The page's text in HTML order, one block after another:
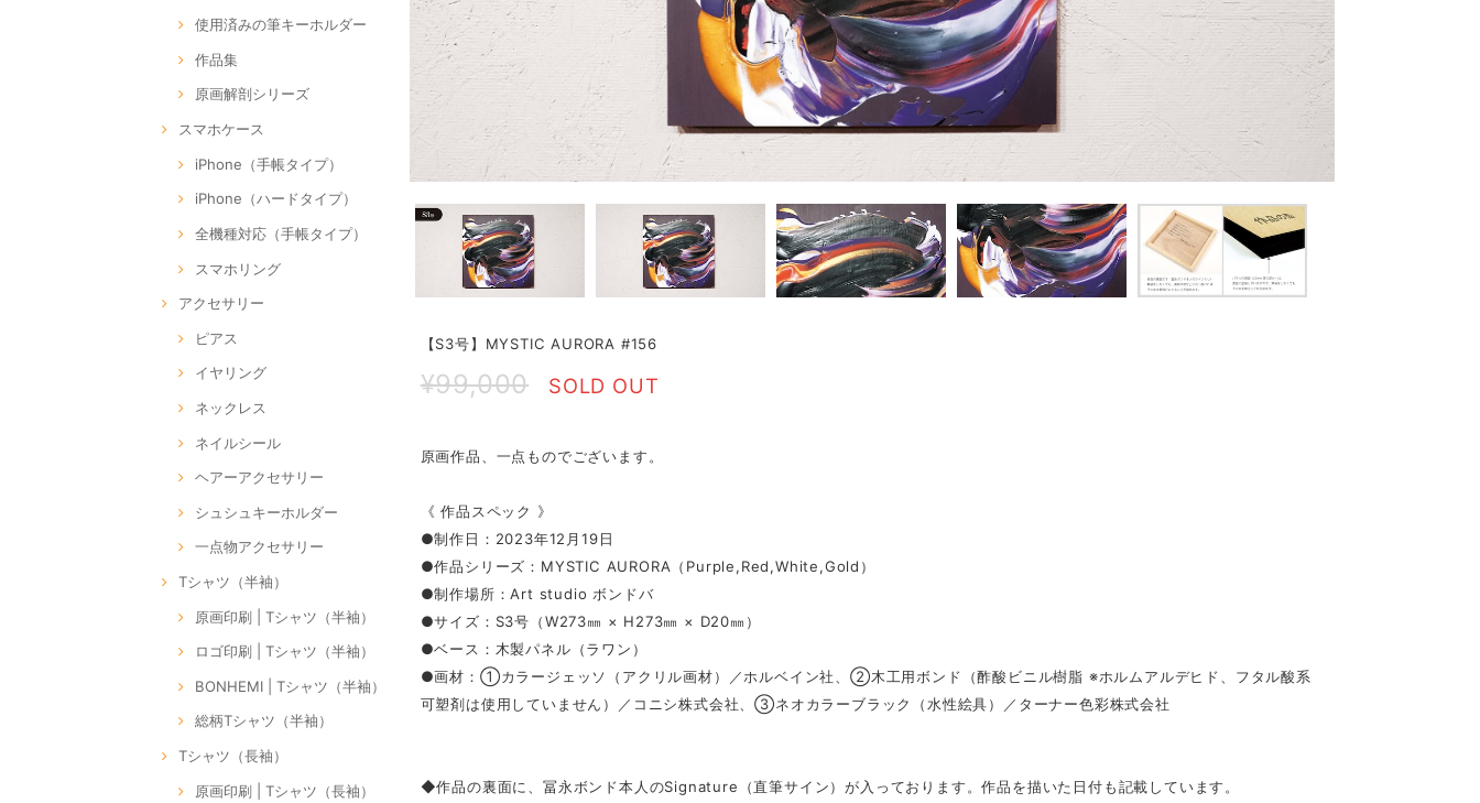
使用済みの筆キーホルダー
作品集
原画解剖シリーズ
スマホケース
iPhone（手帳タイプ）
iPhone（ハードタイプ）
全機種対応（手帳タイプ）
スマホリング
アクセサリー
ピアス
イヤリング
ネックレス
ネイルシール
ヘアーアクセサリー
シュシュキーホルダー
一点物アクセサリー
Tシャツ（半袖）
原画印刷 | Tシャツ（半袖）
ロゴ印刷 | Tシャツ（半袖）
BONHEMI | Tシャツ（半袖）
総柄Tシャツ（半袖）
Tシャツ（長袖）
原画印刷 | Tシャツ（長袖）
【S3号】MYSTIC AURORA #156
¥99,000 SOLD OUT
原画作品、一点ものでございます。
《 作品スペック 》
●制作日：2023年12月19日
●作品シリーズ：MYSTIC AURORA（Purple,Red,White,Gold）
●制作場所：Art studio ボンドバ
●サイズ：S3号（W273㎜ × H273㎜ × D20㎜）
●ベース：木製パネル（ラワン）
●画材：①カラージェッソ（アクリル画材）／ホルベイン社、②木工用ボンド（酢酸ビニル樹脂 ※ホルムアルデヒド、フタル酸系
可塑剤は使用していません）／コニシ株式会社、③ネオカラーブラック（水性絵具）／ターナー色彩株式会社
◆作品の裏面に、冨永ボンド本人のSignature（直筆サイン）が入っております。作品を描いた日付も記載しています。